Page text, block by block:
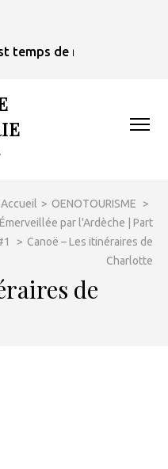
temps de redécouvrir
Accueil > OENOTOURISME
>
Émerveillée par l'Ardèche | Part
> Canoë – Les itinéraires de
Charlotte
de